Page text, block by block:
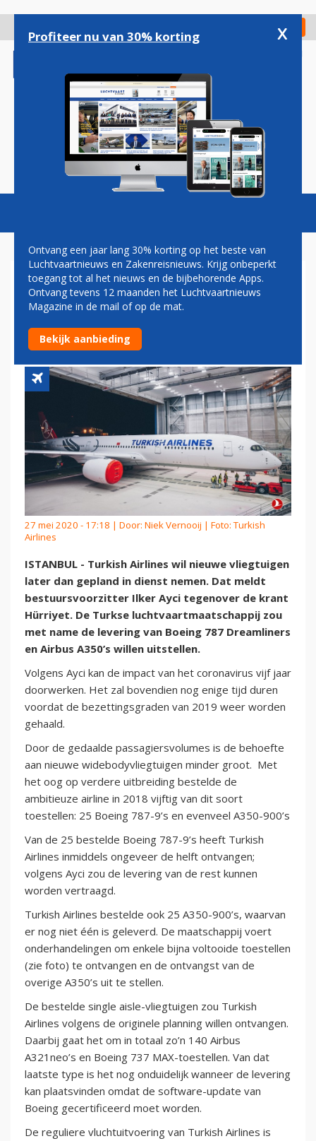
gaan
Check in
Magazine Podcasts Vacatures
TURKISH AIRLINES WIL
NIEUWE VLIEGTUIGEN LATER
ONTVANGEN
27 mei 2020 - 17:18 | Door: Niek Vernooij | Foto: Turkish
Airlines
ISTANBUL - Turkish Airlines wil nieuwe vliegtuigen
later dan gepland in dienst nemen. Dat meldt
bestuursvoorzitter Ilker Ayci tegenover de krant
Hürriyet. De Turkse luchtvaartmaatschappij zou
met name de levering van Boeing 787 Dreamliners
en Airbus A350’s willen uitstellen.
Volgens Ayci kan de impact van het coronavirus vijf jaar
doorwerken. Het zal bovendien nog enige tijd duren
voordat de bezettingsgraden van 2019 weer worden
gehaald.
Door de gedaalde passagiersvolumes is de behoefte
aan nieuwe widebodyvliegtuigen minder groot. Met
het oog op verdere uitbreiding bestelde de
ambitieuze airline in 2018 vijftig van dit soort
toestellen: 25 Boeing 787-9’s en evenveel A350-900’s
Van de 25 bestelde Boeing 787-9’s heeft Turkish
Airlines inmiddels ongeveer de helft ontvangen;
volgens Ayci zou de levering van de rest kunnen
worden vertraagd.
Turkish Airlines bestelde ook 25 A350-900’s, waarvan
er nog niet één is geleverd. De maatschappij voert
onderhandelingen om enkele bijna voltooide toestellen
(zie foto) te ontvangen en de ontvangst van de
overige A350’s uit te stellen.
De bestelde single aisle-vliegtuigen zou Turkish
Airlines volgens de originele planning willen ontvangen.
Daarbij gaat het om in totaal zo’n 140 Airbus
A321neo’s en Boeing 737 MAX-toestellen. Van dat
laatste type is het nog onduidelijk wanneer de levering
kan plaatsvinden omdat de software-update van
Boeing gecertificeerd moet worden.
De reguliere vluchtuitvoering van Turkish Airlines is
Profiteer nu van 30% korting x
Ontvang een jaar lang 30% korting op het beste van
Luchtvaartnieuws en Zakenreisnieuws. Krijg onbeperkt
toegang tot al het nieuws en de bijbehorende Apps.
Ontvang tevens 12 maanden het Luchtvaartnieuws
Magazine in de mail of op de mat.
Bekijk aanbieding